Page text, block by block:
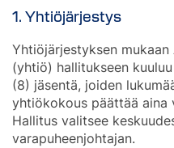
1. Yhtiöjärjestys
Yhtiöjärjestyksen
(yhtiö) hallitukseen
(8) jäsentä, joiden
yhtiökokous päättää aina
Hallitus valitsee
varapuheenjohtajan.